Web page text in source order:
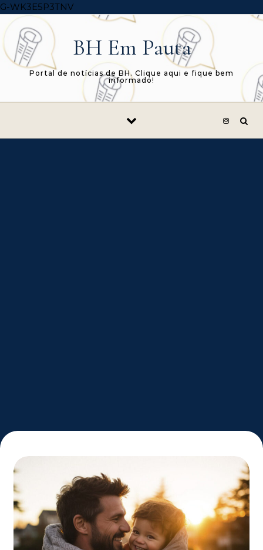
G-WK3E5P3TNVSkip to content
BH Em Pauta
Portal de notícias de BH. Clique aqui e fique bem
informado!